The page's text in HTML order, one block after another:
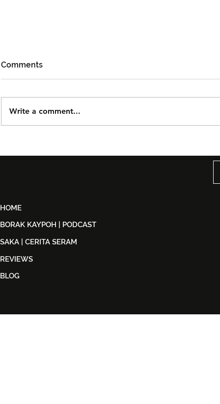
Dijual
Comments
Write a comment...
HOME
BORAK KAYPOH | PODCAST
SAKA | CERITA SERAM
REVIEWS
BLOG